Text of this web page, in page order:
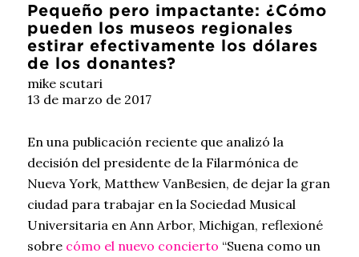
Pequeño pero impactante: ¿Cómo
pueden los museos regionales
estirar efectivamente los dólares
de los donantes?
mike scutari
13 de marzo de 2017
En una publicación reciente que analizó la
decisión del presidente de la Filarmónica de
Nueva York, Matthew VanBesien, de dejar la gran
ciudad para trabajar en la Sociedad Musical
Universitaria en Ann Arbor, Michigan, reflexioné
sobre cómo el nuevo concierto “Suena como un